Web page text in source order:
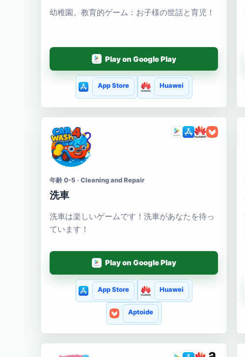
幼稚園。教育的ゲーム：お子様の世話と育児！
Play on Google Play
App Store Huawei
年齢 0-5 · Cleaning and Repair
洗車
洗車は楽しいゲームです！洗車があなたを待っ
ています！
Play on Google Play
App Store Huawei
Aptoide